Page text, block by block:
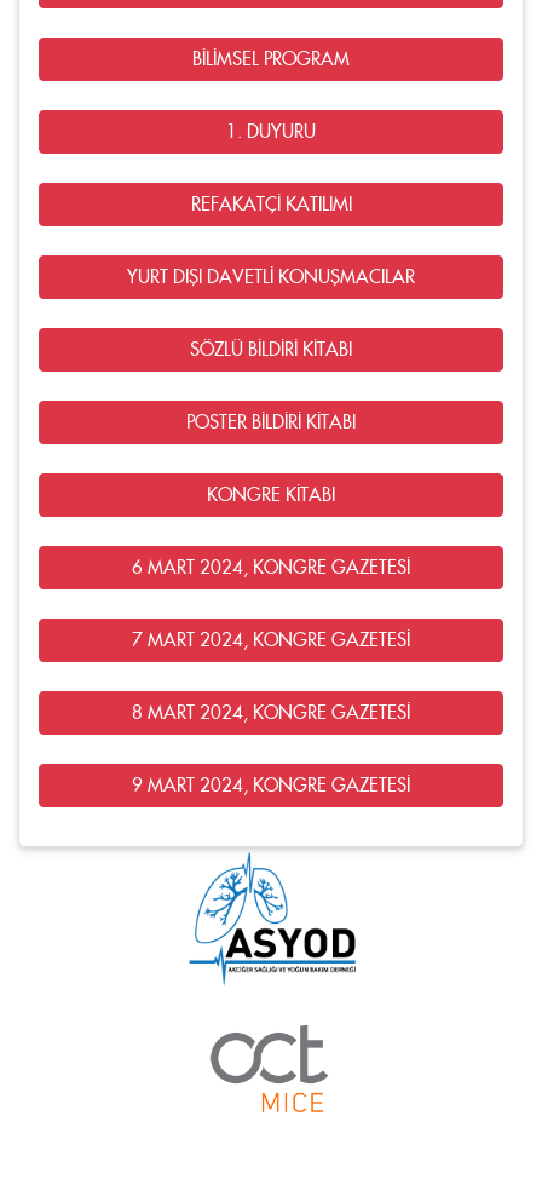
BİLİMSEL PROGRAM
1. DUYURU
REFAKATÇİ KATILIMI
YURT DIŞI DAVETLİ KONUŞMACILAR
SÖZLÜ BİLDİRİ KİTABI
POSTER BİLDİRİ KİTABI
KONGRE KİTABI
6 MART 2024, KONGRE GAZETESİ
7 MART 2024, KONGRE GAZETESİ
8 MART 2024, KONGRE GAZETESİ
9 MART 2024, KONGRE GAZETESİ